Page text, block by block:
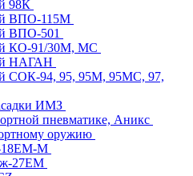
98К
ВПО-115М
ВПО-501
КО-91/30М, МС
НАГАН
СОК-94, 95, 95М, 95МС, 97,
ИМЗ
пневматике, Аникс
оружию
М
27ЕМ